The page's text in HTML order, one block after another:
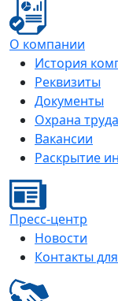
О компании
История
Реквизиты
Документы
Охрана труда
Вакансии
Раскрытие
Пресс-центр
Новости
Контакты